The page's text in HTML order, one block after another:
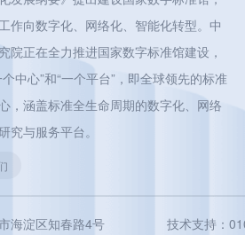
作向数字化、网络化、智能化转型。中
院正在全力推进国家数字标准馆建设，
中心”和“一个平台”，即全球领先的标准
，涵盖标准全生命周期的数字化、网络
究与服务平台。
海淀区知春路4号 技术支持：